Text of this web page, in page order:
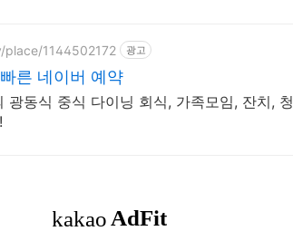
1144502172 광고
른 네이버 예약
광동식 중식 다이닝 회식, 가족모임, 잔치, 청